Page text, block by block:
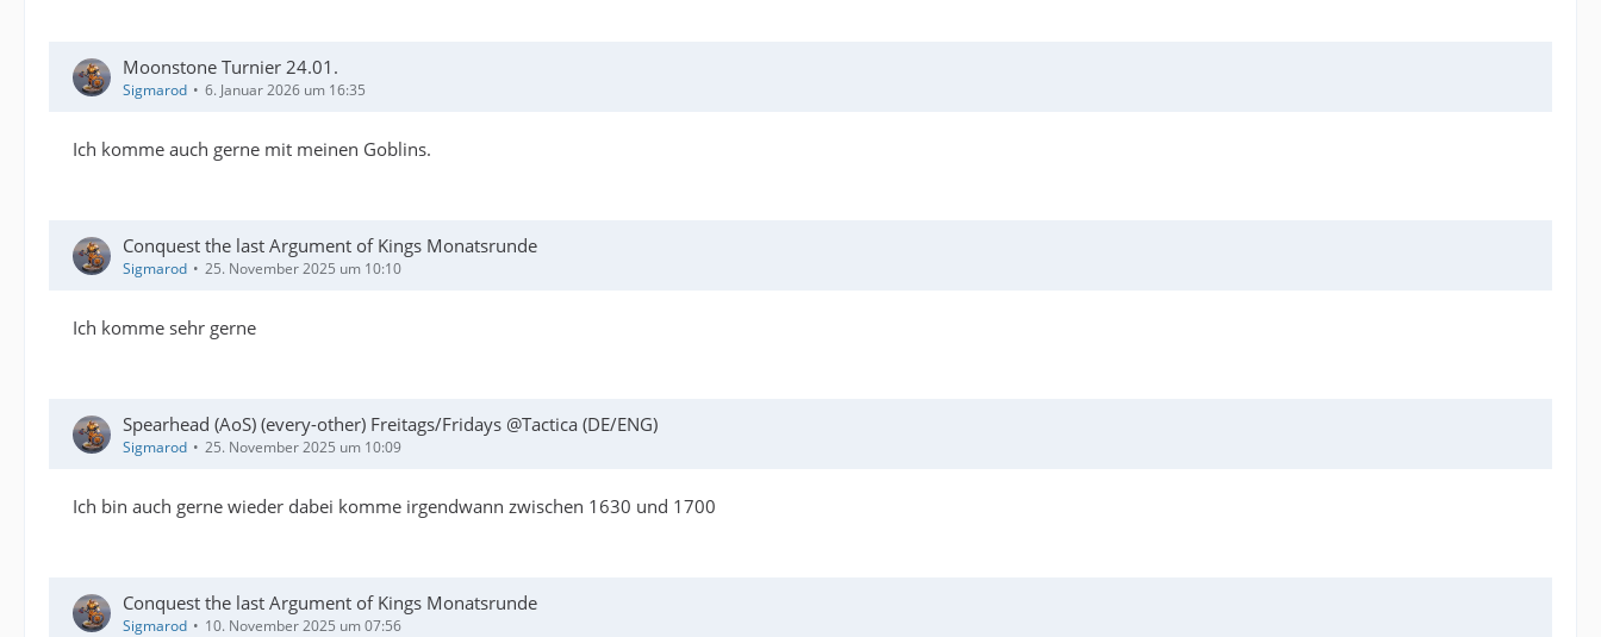
Moonstone Turnier 24.01.
Sigmarod 6. Januar 2026 um 16:35
Ich komme auch gerne mit meinen Goblins.
Conquest the last Argument of Kings Monatsrunde
Sigmarod 25. November 2025 um 10:10
Ich komme sehr gerne
Spearhead (AoS) (every-other) Freitags/Fridays @Tactica (DE/ENG)
Sigmarod 25. November 2025 um 10:09
Ich bin auch gerne wieder dabei komme irgendwann zwischen 1630 und 1700
Conquest the last Argument of Kings Monatsrunde
Sigmarod 10. November 2025 um 07:56